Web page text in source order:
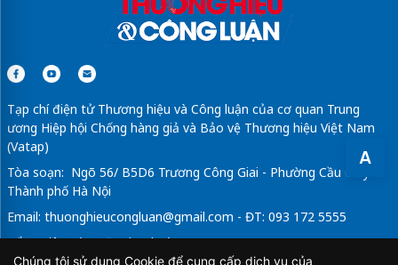
A
Tạp chí điện tử Thương hiệu và Công luận của cơ quan Trung
ương Hiệp hội Chống hàng giả và Bảo vệ Thương hiệu Việt Nam
(Vatap)
Tòa soạn: Ngõ 56/ B5D6 Trương Công Giai - Phường Cầu Giấy -
Thành phố Hà Nội
Email: thuonghieucongluan@gmail.com - ĐT: 093 172 5555
Tổng Biên Tập: Vũ Đức Thuận
Chúng tôi sử dụng Cookie để cung cấp dịch vụ của